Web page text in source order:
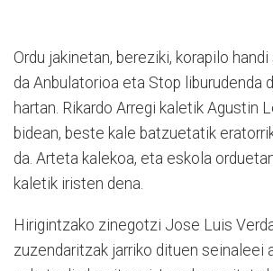
Ordu jakinetan, bereziki, korapilo
da Anbulatorioa eta Stop liburudenda
hartan. Rikardo Arregi kaletik Agustin
bidean, beste kale batzuetatik
da. Arteta kalekoa, eta eskola
kaletik iristen dena.
Hirigintzako zinegotzi Jose Luis
zuzendaritzak jarriko dituen seinaleei